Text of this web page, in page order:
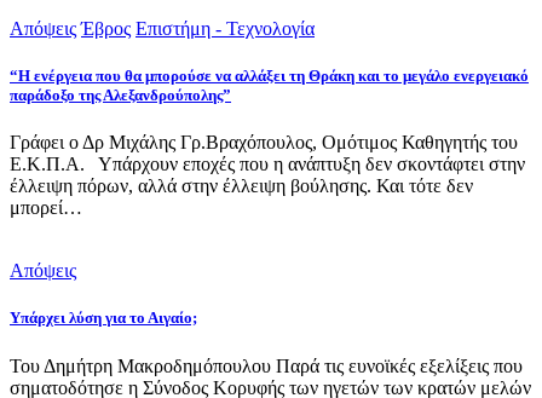
Απόψεις Έβρος Επιστήμη - Τεχνολογία
“Η ενέργεια που θα μπορούσε να αλλάξει τη Θράκη και το μεγάλο ενεργειακό
παράδοξο της Αλεξανδρούπολης”
Γράφει ο Δρ Μιχάλης Γρ.Βραχόπουλος, Ομότιμος Καθηγητής του
Ε.Κ.Π.Α. Υπάρχουν εποχές που η ανάπτυξη δεν σκοντάφτει στην
έλλειψη πόρων, αλλά στην έλλειψη βούλησης. Και τότε δεν
μπορεί…
Απόψεις
Υπάρχει λύση για το Αιγαίο;
Του Δημήτρη Μακροδημόπουλου Παρά τις ευνοϊκές εξελίξεις που
σηματοδότησε η Σύνοδος Κορυφής των ηγετών των κρατών μελών